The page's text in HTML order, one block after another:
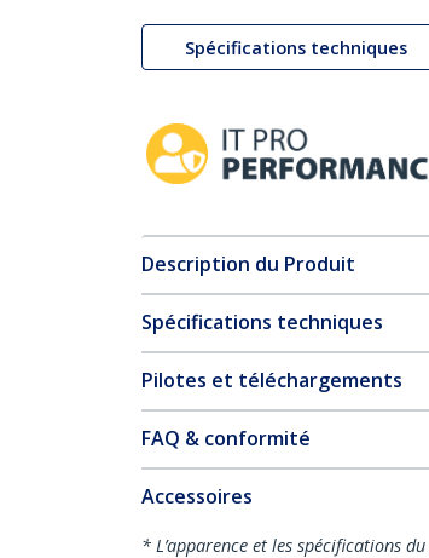
Spécifications techniques
Description du Produit
Spécifications techniques
Pilotes et téléchargements
FAQ & conformité
Accessoires
* L’apparence et les spécifications